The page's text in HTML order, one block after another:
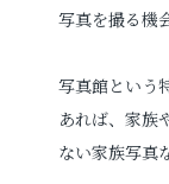
写真を撮る機
写真館という
あれば、家族
ない家族写真